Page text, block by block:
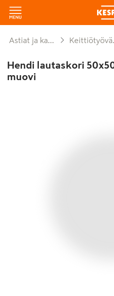
Astiat ja kattaus Keittiötyövälineet
Hendi lautaskori
muovi